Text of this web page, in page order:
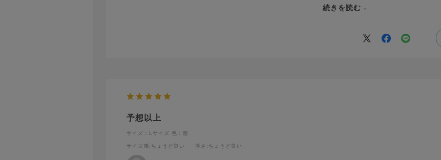
その分歩きにくく、襦袢との摩擦が大きくなっている気がします。続きを読む
予想以上
サイズ：Lサイズ 色：墨
サイズ感:ちょうど良い 厚さ :ちょうど良い